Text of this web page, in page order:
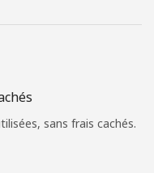
Rappel du mot de passe →
sans frais cachés.